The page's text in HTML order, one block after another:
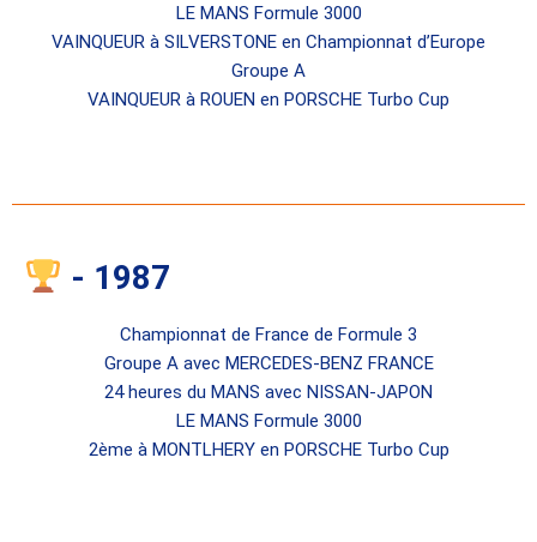
LE MANS Formule 3000
VAINQUEUR à SILVERSTONE en Championnat d’Europe
Groupe A
VAINQUEUR à ROUEN en PORSCHE Turbo Cup
- 1987
Championnat de France de Formule 3
Groupe A avec MERCEDES-BENZ FRANCE
24 heures du MANS avec NISSAN-JAPON
LE MANS Formule 3000
2ème à MONTLHERY en PORSCHE Turbo Cup